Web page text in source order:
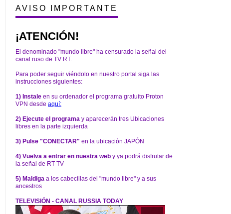
AVISO IMPORTANTE
¡ATENCIÓN!
El denominado "mundo libre" ha censurado la señal del
canal ruso de TV RT.
Para poder seguir viéndolo en nuestro portal siga las
instrucciones siguientes:
1) Instale en su ordenador el programa gratuito Proton
VPN desde aquí:
2) Ejecute el programa y aparecerán tres Ubicaciones
libres en la parte izquierda
3) Pulse "CONECTAR" en la ubicación JAPÓN
4) Vuelva a entrar en nuestra web y ya podrá disfrutar de
la señal de RT TV
5) Maldiga a los cabecillas del "mundo libre" y a sus
ancestros
TELEVISIÓN - CANAL RUSSIA TODAY